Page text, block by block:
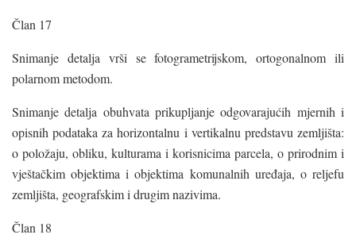
Član 17
Snimanje detalja vrši se fotogrametrijskom, ortogonalnom ili
polarnom metodom.
Snimanje detalja obuhvata prikupljanje odgovarajućih mjernih i
opisnih podataka za horizontalnu i vertikalnu predstavu zemljišta:
o položaju, obliku, kulturama i korisnicima parcela, o prirodnim i
vještačkim objektima i objektima komunalnih uređaja, o reljefu
zemljišta, geografskim i drugim nazivima.
Član 18